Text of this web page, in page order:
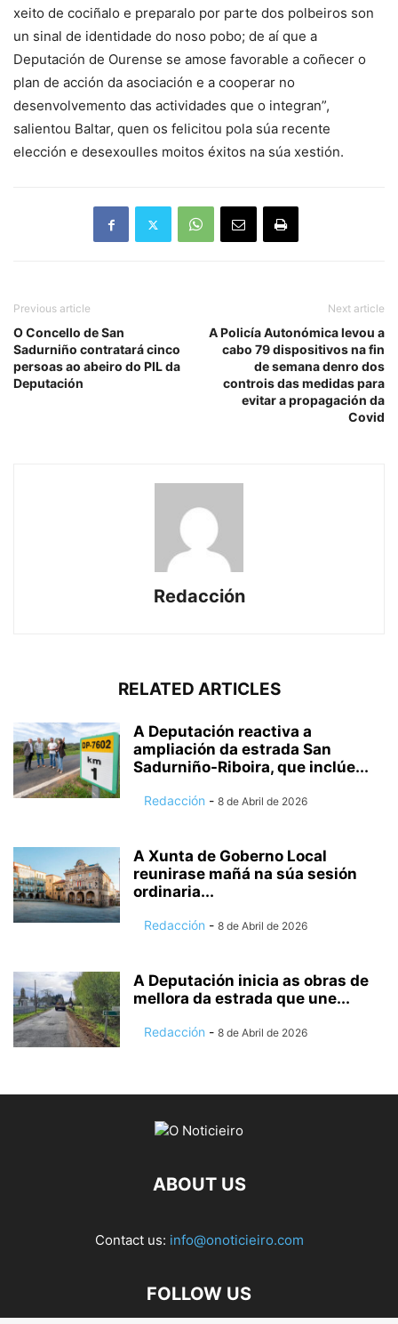
xeito de cociñalo e preparalo por parte dos polbeiros son
un sinal de identidade do noso pobo; de aí que a
Deputación de Ourense se amose favorable a coñecer o
plan de acción da asociación e a cooperar no
desenvolvemento das actividades que o integran”,
salientou Baltar, quen os felicitou pola súa recente
elección e desexoulles moitos éxitos na súa xestión.
Previous article
O Concello de San
Sadurniño contratará cinco
persoas ao abeiro do PIL da
Deputación
Next article
A Policía Autonómica levou a
cabo 79 dispositivos na fin
de semana denro dos
controis das medidas para
evitar a propagación da
Covid
Redacción
RELATED ARTICLES
A Deputación reactiva a
ampliación da estrada San
Sadurniño-Riboira, que inclúe...
Redacción - 8 de Abril de 2026
A Xunta de Goberno Local
reunirase mañá na súa sesión
ordinaria...
Redacción - 8 de Abril de 2026
A Deputación inicia as obras de
mellora da estrada que une...
Redacción - 8 de Abril de 2026
ABOUT US
Contact us: info@onoticieiro.com
FOLLOW US